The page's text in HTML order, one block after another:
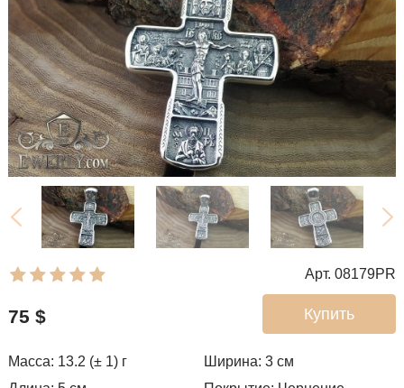
Арт. 08179PR
Купить
75 $
Масса: 13.2 (± 1) г Ширина: 3 см